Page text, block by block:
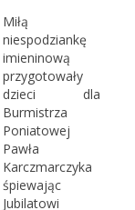
Miłą
niespodziankę
imieninową
przygotowały
dzieci dla
Burmistrza
Poniatowej
Pawła
Karczmarczyka
śpiewając
Jubilatowi